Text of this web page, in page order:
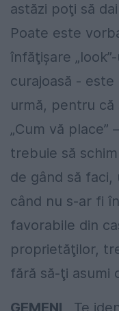
astăzi poţi să
Poate este
înfăţişare
curajoasă -
urmă, pentru
„Cum vă place”
trebuie să
de gând să faci,
când nu s-ar fi
favorabile din
proprietăţilor,
fără să-ţi asumi
GEMENI
Te